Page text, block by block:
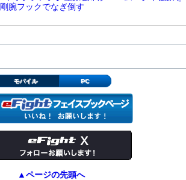
腕フックでなぎ倒す
モバイル PC
▲ページの先頭へ